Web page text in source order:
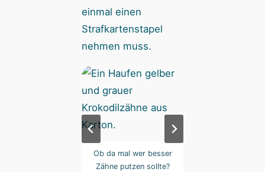
einmal einen
Strafkartenstapel
nehmen muss.
Ob da mal wer besser
Zähne putzen sollte?